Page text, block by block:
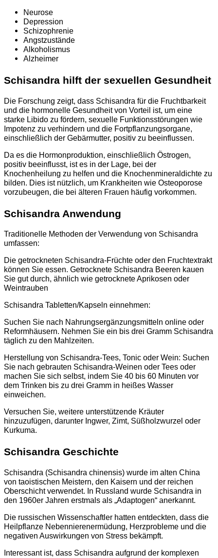
Neurose
Depression
Schizophrenie
Angstzustände
Alkoholismus
Alzheimer
Schisandra hilft der sexuellen Gesundheit
Die Forschung zeigt, dass Schisandra für die Fruchtbarkeit
und die hormonelle Gesundheit von Vorteil ist, um eine
starke Libido zu fördern, sexuelle Funktionsstörungen wie
Impotenz zu verhindern und die Fortpflanzungsorgane,
einschließlich der Gebärmutter, positiv zu beeinflussen.
Da es die Hormonproduktion, einschließlich Östrogen,
positiv beeinflusst, ist es in der Lage, bei der
Knochenheilung zu helfen und die Knochenmineraldichte zu
bilden. Dies ist nützlich, um Krankheiten wie Osteoporose
vorzubeugen, die bei älteren Frauen häufig vorkommen.
Schisandra Anwendung
Traditionelle Methoden der Verwendung von Schisandra
umfassen:
Die getrockneten Schisandra-Früchte oder den Fruchtextrakt
können Sie essen. Getrocknete Schisandra Beeren kauen
Sie gut durch, ähnlich wie getrocknete Aprikosen oder
Weintrauben
Schisandra Tabletten/Kapseln einnehmen:
Suchen Sie nach Nahrungsergänzungsmitteln online oder
Reformhäusern. Nehmen Sie ein bis drei Gramm Schisandra
täglich zu den Mahlzeiten.
Herstellung von Schisandra-Tees, Tonic oder Wein: Suchen
Sie nach gebrauten Schisandra-Weinen oder Tees oder
machen Sie sich selbst, indem Sie 40 bis 60 Minuten vor
dem Trinken bis zu drei Gramm in heißes Wasser
einweichen.
Versuchen Sie, weitere unterstützende Kräuter
hinzuzufügen, darunter Ingwer, Zimt, Süßholzwurzel oder
Kurkuma.
Schisandra Geschichte
Schisandra (Schisandra chinensis) wurde im alten China
von taoistischen Meistern, den Kaisern und der reichen
Oberschicht verwendet. In Russland wurde Schisandra in
den 1960er Jahren erstmals als „Adaptogen“ anerkannt.
Die russischen Wissenschaftler hatten entdeckten, dass die
Heilpflanze Nebennierenermüdung, Herzprobleme und die
negativen Auswirkungen von Stress bekämpft.
Interessant ist, dass Schisandra aufgrund der komplexen